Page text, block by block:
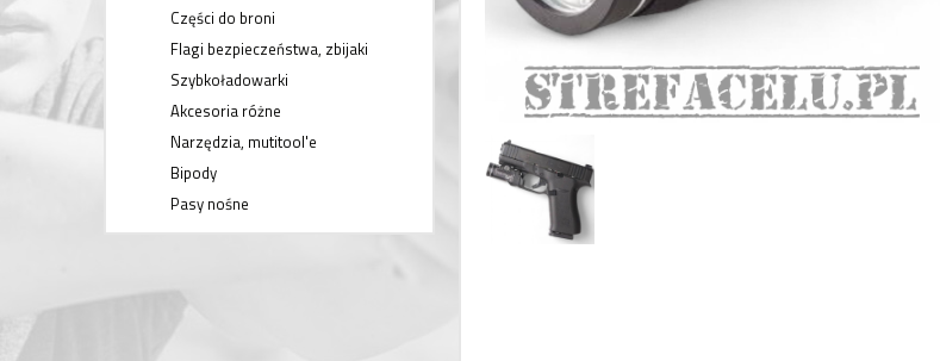
Części do broni
Flagi bezpieczeństwa, zbijaki
Szybkoładowarki
Akcesoria różne
Narzędzia, mutitool'e
Bipody
Pasy nośne